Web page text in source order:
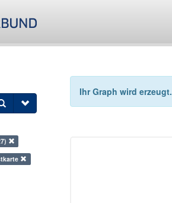
Ihr Graph wird erzeugt.